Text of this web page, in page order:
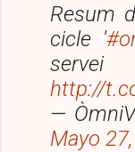
Resum
cicle '
http://
—
Mayo